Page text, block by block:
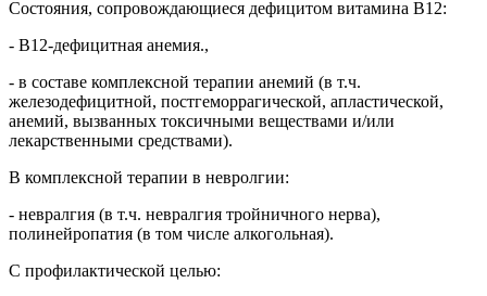
Состояния, сопровождающиеся дефицитом витамина В12:
- В12-дефицитная анемия.,
- в составе комплексной терапии анемий (в т.ч.
железодефицитной, постгеморрагической, апластической,
анемий, вызванных токсичными веществами и/или
лекарственными средствами).
В комплексной терапии в невролгии:
- невралгия (в т.ч. невралгия тройничного нерва),
полинейропатия (в том числе алкогольная).
С профилактической целью: